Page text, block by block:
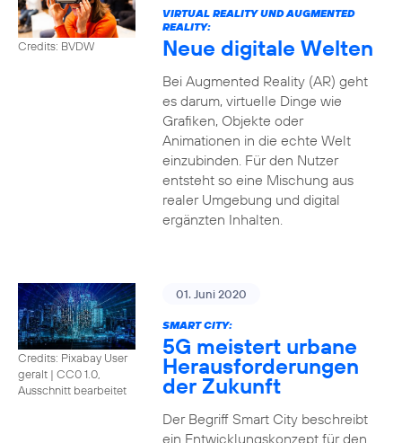
Credits: BVDW
VIRTUAL REALITY UND AUGMENTED
REALITY:
Neue digitale Welten
Bei Augmented Reality (AR) geht
es darum, virtuelle Dinge wie
Grafiken, Objekte oder
Animationen in die echte Welt
einzubinden. Für den Nutzer
entsteht so eine Mischung aus
realer Umgebung und digital
ergänzten Inhalten.
Credits: Pixabay User
geralt | CC0 1.0,
Ausschnitt bearbeitet
01. Juni 2020
SMART CITY:
5G meistert urbane
Herausforderungen
der Zukunft
Der Begriff Smart City beschreibt
ein Entwicklungskonzept für den